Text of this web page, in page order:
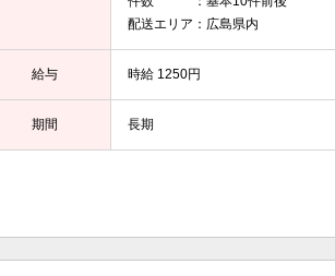
配送エリア：広島県内
給与 時給 1250円
期間 長期